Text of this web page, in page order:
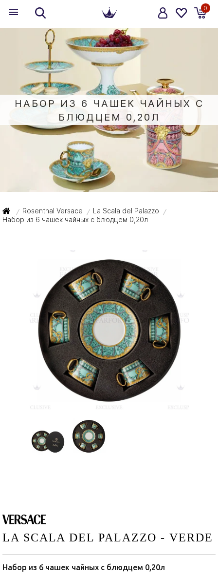
0
НАБОР ИЗ 6 ЧАШЕК ЧАЙНЫХ С
БЛЮДЦЕМ 0,20Л
/ Rosenthal Versace / La Scala del Palazzo /
Набор из 6 чашек чайных с блюдцем 0,20л
LA SCALA DEL PALAZZO - VERDE
Набор из 6 чашек чайных с блюдцем 0,20л